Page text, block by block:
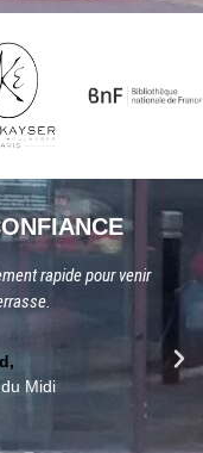
rapide pour venir
Midi